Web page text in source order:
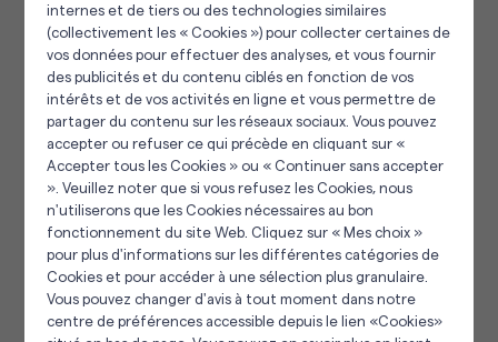
Panneau de gestion des cookies
internes et de tiers ou des technologies similaires
(collectivement les « Cookies ») pour collecter certaines de
vos données pour effectuer des analyses, et vous fournir
des publicités et du contenu ciblés en fonction de vos
intérêts et de vos activités en ligne et vous permettre de
partager du contenu sur les réseaux sociaux. Vous pouvez
accepter ou refuser ce qui précède en cliquant sur «
Accepter tous les Cookies » ou « Continuer sans accepter
». Veuillez noter que si vous refusez les Cookies, nous
n'utiliserons que les Cookies nécessaires au bon
fonctionnement du site Web. Cliquez sur « Mes choix »
pour plus d'informations sur les différentes catégories de
Cookies et pour accéder à une sélection plus granulaire.
Vous pouvez changer d'avis à tout moment dans notre
centre de préférences accessible depuis le lien «Cookies»
Bénodet